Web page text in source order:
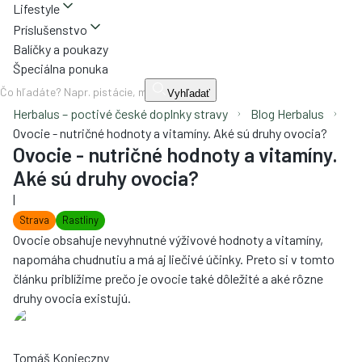
Lifestyle
Príslušenstvo
Balíčky a poukazy
Špeciálna ponuka
Vyhľadať
Herbalus – poctivé české doplnky stravy
Blog Herbalus
Ovocie - nutričné ​​hodnoty a vitamíny. Aké sú druhy ovocia?
Ovocie - nutričné ​​hodnoty a vitamíny.
Aké sú druhy ovocia?
|
Strava Rastliny
Ovocie obsahuje nevyhnutné výživové hodnoty a vitamíny,
napomáha chudnutiu a má aj liečivé účinky. Preto si v tomto
článku priblížime prečo je ovocie také dôležité a aké rôzne
druhy ovocia existujú.
Tomáš Konieczny